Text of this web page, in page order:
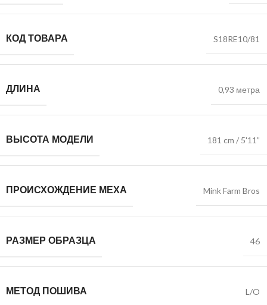
КОД ТОВАРА S18RE10/81
ДЛИНА 0,93 метра
ВЫСОТА МОДЕЛИ 181 cm / 5'11”
ПРОИСХОЖДЕНИЕ МЕХА Mink Farm Bros
РАЗМЕР ОБРАЗЦА 46
МЕТОД ПОШИВА L/O